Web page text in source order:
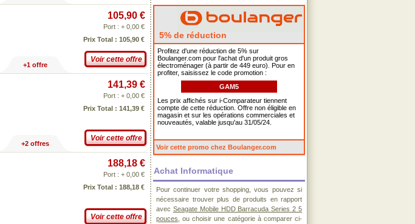
105,90 €
Port : + 0,00 €
Prix Total : 105,90 €
Voir cette offre
+1 offre
141,39 €
Port : + 0,00 €
Prix Total : 141,39 €
Voir cette offre
+2 offres
188,18 €
Port : + 0,00 €
Prix Total : 188,18 €
Voir cette offre
5% de réduction
Profitez d'une réduction de 5% sur
Boulanger.com pour l'achat d'un produit gros
électroménager (à partir de 449 euro). Pour en
profiter, saisissez le code promotion :
GAM5
Les prix affichés sur i-Comparateur tiennent
compte de cette réduction. Offre non éligible en
magasin et sur les opérations commerciales et
nouveautés, valable jusqu'au 31/05/24.
Voir cette promo chez Boulanger.com
Achat Informatique
Pour continuer votre shopping, vous pouvez si
nécessaire trouver plus de produits en rapport
avec Seagate Mobile HDD Barracuda Series 2 5
pouces , ou choisir une catégorie à comparer ci-